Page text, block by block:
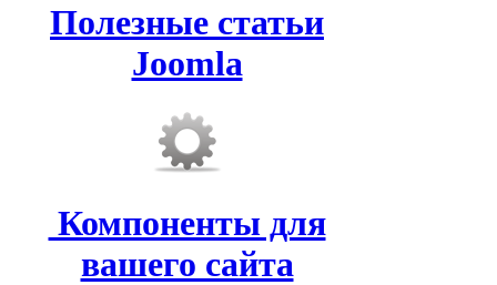
Полезные статьи
Joomla
Компоненты для
вашего сайта